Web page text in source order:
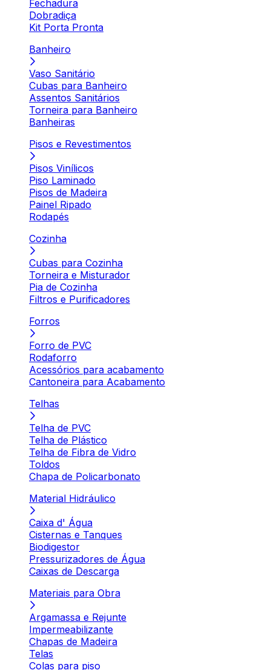
Fechadura
Dobradiça
Kit Porta Pronta
Banheiro
Vaso Sanitário
Cubas para Banheiro
Assentos Sanitários
Torneira para Banheiro
Banheiras
Pisos e Revestimentos
Pisos Vinílicos
Piso Laminado
Pisos de Madeira
Painel Ripado
Rodapés
Cozinha
Cubas para Cozinha
Torneira e Misturador
Pia de Cozinha
Filtros e Purificadores
Forros
Forro de PVC
Rodaforro
Acessórios para acabamento
Cantoneira para Acabamento
Telhas
Telha de PVC
Telha de Plástico
Telha de Fibra de Vidro
Toldos
Chapa de Policarbonato
Material Hidráulico
Caixa d' Água
Cisternas e Tanques
Biodigestor
Pressurizadores de Água
Caixas de Descarga
Materiais para Obra
Argamassa e Rejunte
Impermeabilizante
Chapas de Madeira
Telas
Colas para piso